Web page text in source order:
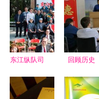
500强排名
稳步上升
就理想家园
东江纵队司
原陈列展焕
回顾历史
江山重工集